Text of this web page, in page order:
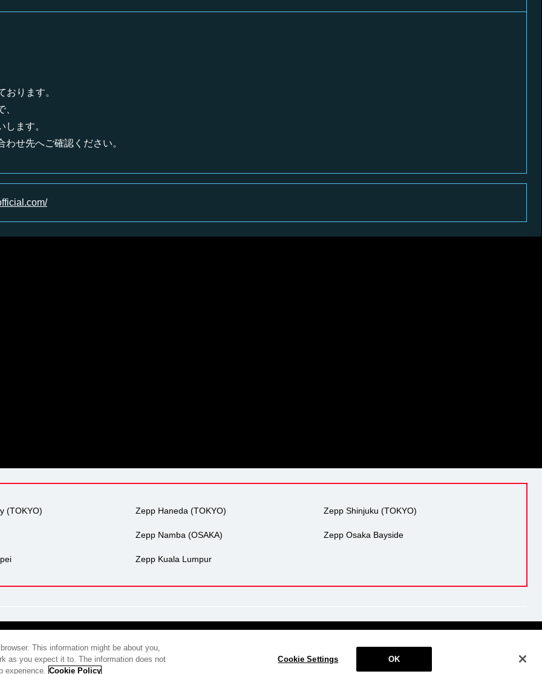
ります。
ます。
せ先へご確認ください。
(TOKYO) Zepp Haneda (TOKYO) Zepp Shinjuku (TOKYO)
Zepp Namba (OSAKA) Zepp Osaka Bayside
Zepp Kuala Lumpur
会社概要 プライバシーポリシー
© 2018 Zepp Hall Network Inc.
This information might be about you,
as you expect it to. The information does not
experience. Cookie Policy
Cookie Settings OK